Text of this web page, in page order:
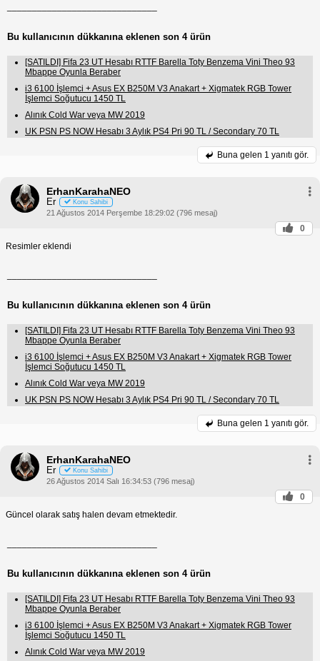
Bu kullanıcının dükkanına eklenen son 4 ürün
[SATILDI] Fifa 23 UT Hesabı RTTF Barella Toty Benzema Vini Theo 93
Mbappe Oyunla Beraber
i3 6100 İşlemci + Asus EX B250M V3 Anakart + Xigmatek RGB Tower
İşlemci Soğutucu 1450 TL
Alınık Cold War veya MW 2019
UK PSN PS NOW Hesabı 3 Aylık PS4 Pri 90 TL / Secondary 70 TL
Buna gelen 1 yanıtı gör.
ErhanKarahaNEO
Er Konu Sahibi
21 Ağustos 2014 Perşembe 18:29:02 (796 mesaj)
0
Resimler eklendi
Bu kullanıcının dükkanına eklenen son 4 ürün
[SATILDI] Fifa 23 UT Hesabı RTTF Barella Toty Benzema Vini Theo 93
Mbappe Oyunla Beraber
i3 6100 İşlemci + Asus EX B250M V3 Anakart + Xigmatek RGB Tower
İşlemci Soğutucu 1450 TL
Alınık Cold War veya MW 2019
UK PSN PS NOW Hesabı 3 Aylık PS4 Pri 90 TL / Secondary 70 TL
Buna gelen 1 yanıtı gör.
ErhanKarahaNEO
Er Konu Sahibi
26 Ağustos 2014 Salı 16:34:53 (796 mesaj)
0
Güncel olarak satış halen devam etmektedir.
Bu kullanıcının dükkanına eklenen son 4 ürün
[SATILDI] Fifa 23 UT Hesabı RTTF Barella Toty Benzema Vini Theo 93
Mbappe Oyunla Beraber
i3 6100 İşlemci + Asus EX B250M V3 Anakart + Xigmatek RGB Tower
İşlemci Soğutucu 1450 TL
Alınık Cold War veya MW 2019